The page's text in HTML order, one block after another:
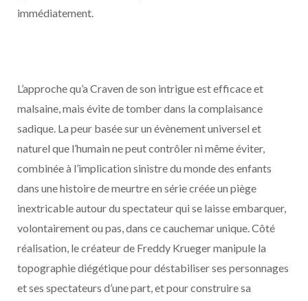
immédiatement.
L’approche qu’a Craven de son intrigue est efficace et
malsaine, mais évite de tomber dans la complaisance
sadique. La peur basée sur un évènement universel et
naturel que l’humain ne peut contrôler ni même éviter,
combinée à l’implication sinistre du monde des enfants
dans une histoire de meurtre en série créée un piège
inextricable autour du spectateur qui se laisse embarquer,
volontairement ou pas, dans ce cauchemar unique. Côté
réalisation, le créateur de Freddy Krueger manipule la
topographie diégétique pour déstabiliser ses personnages
et ses spectateurs d’une part, et pour construire sa